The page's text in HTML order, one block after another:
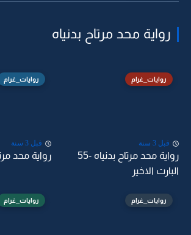
رواية محد مرتاح بدنياه
روايات_غرام
قبل 3 سنة
رواية محد مرتاح بدنياه -55
البارت الاخير
روايات_غرام
قبل 3 سنة
رواية محد
روايات_غرام روايات_غرام